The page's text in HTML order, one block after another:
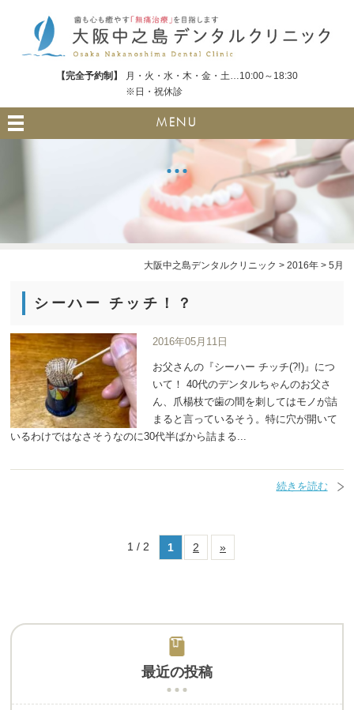
【完全予約制】
月・火・水・木・金・土…10:00～18:30
※日・祝休診
MENU
大阪中之島デンタルクリニック > 2016年> 5月
シーハー チッチ！？
2016年05月11日
お父さんの『シーハー チッチ(?!)』につ
いて！ 40代のデンタルちゃんのお父さ
ん、爪楊枝で歯の間を刺してはモノが詰
まると言っているそう。特に穴が開いて
いるわけではなさそうなのに30代半ばから詰まる...
続きを読む
1 / 2 1 2 »
最近の投稿